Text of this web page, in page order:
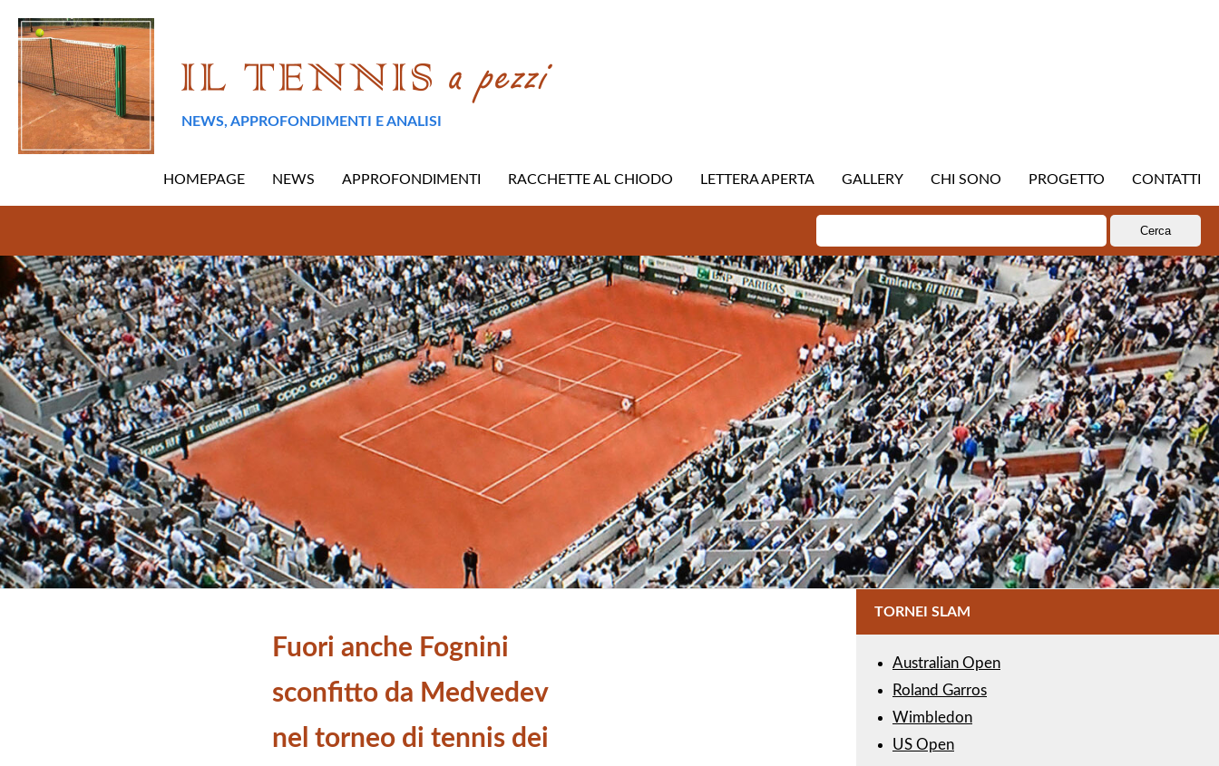
NEWS, APPROFONDIMENTI E ANALISI
HOMEPAGE NEWS APPROFONDIMENTI RACCHETTE AL CHIODO LETTERA APERTA GALLERY CHI SONO PROGETTO CONTATTI
per:
Fuori anche Fognini
sconfitto da Medvedev
nel torneo di tennis dei
TORNEI SLAM
Australian Open
Roland Garros
Wimbledon
US Open